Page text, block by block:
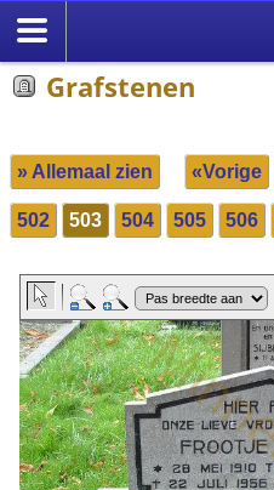
Grafstenen
» Allemaal zien «Vorige
502 503 504 505 506